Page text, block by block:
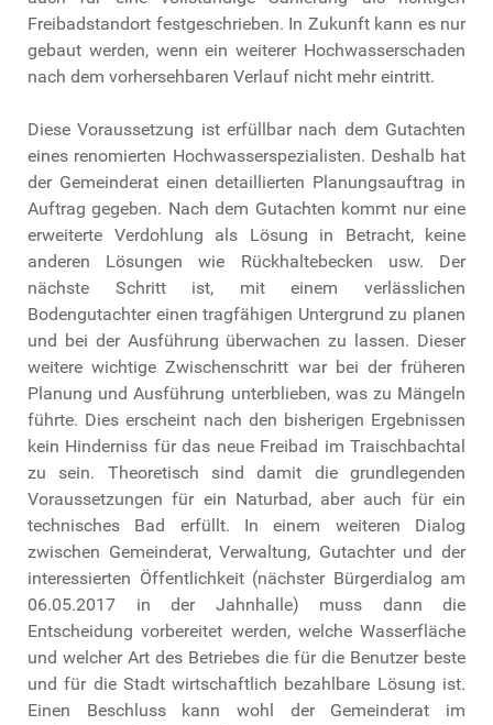
Freibadstandort festgeschrieben. In Zukunft kann es nur
gebaut werden, wenn ein weiterer Hochwasserschaden
nach dem vorhersehbaren Verlauf nicht mehr eintritt.
Diese Voraussetzung ist erfüllbar nach dem Gutachten
eines renomierten Hochwasserspezialisten. Deshalb hat
der Gemeinderat einen detaillierten Planungsauftrag in
Auftrag gegeben. Nach dem Gutachten kommt nur eine
erweiterte Verdohlung als Lösung in Betracht, keine
anderen Lösungen wie Rückhaltebecken usw. Der
nächste Schritt ist, mit einem verlässlichen
Bodengutachter einen tragfähigen Untergrund zu planen
und bei der Ausführung überwachen zu lassen. Dieser
weitere wichtige Zwischenschritt war bei der früheren
Planung und Ausführung unterblieben, was zu Mängeln
führte. Dies erscheint nach den bisherigen Ergebnissen
kein Hinderniss für das neue Freibad im Traischbachtal
zu sein. Theoretisch sind damit die grundlegenden
Voraussetzungen für ein Naturbad, aber auch für ein
technisches Bad erfüllt. In einem weiteren Dialog
zwischen Gemeinderat, Verwaltung, Gutachter und der
interessierten Öffentlichkeit (nächster Bürgerdialog am
06.05.2017 in der Jahnhalle) muss dann die
Entscheidung vorbereitet werden, welche Wasserfläche
und welcher Art des Betriebes die für die Benutzer beste
und für die Stadt wirtschaftlich bezahlbare Lösung ist.
Einen Beschluss kann wohl der Gemeinderat im